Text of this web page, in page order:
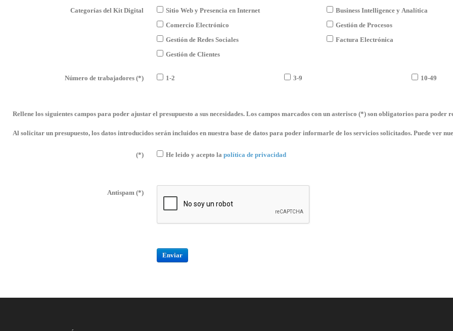
Categorías del Kit Digital
Sitio Web y Presencia en Internet
Comercio Electrónico
Gestión de Redes Sociales
Gestión de Clientes
Business Intelligence y Analítica
Gestión de Procesos
Factura Electrónica
Número de trabajadores (*) 1-2 3-9 10-49
Rellene los siguientes campos para poder ajustar el presupuesto a sus necesidades. Los campos marcados con un asterisco (*) son obligatorios para poder
Al solicitar un presupuesto, los datos introducidos serán incluidos en nuestra base de datos para poder informarle de los servicios solicitados. Puede ver
(*) He leido y acepto la política de privacidad
Antispam (*)
Enviar